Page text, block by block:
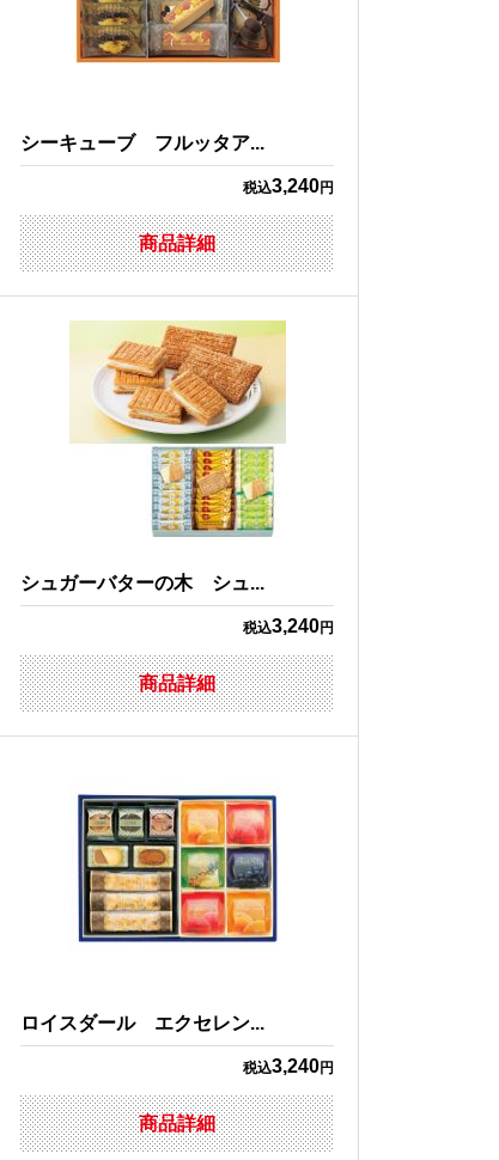
シーキューブ フルッタア...
税込3,240円
商品詳細
シュガーバターの木 シュ...
税込3,240円
商品詳細
ロイスダール エクセレン...
税込3,240円
商品詳細